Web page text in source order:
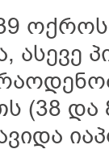
ასევე
(38 და